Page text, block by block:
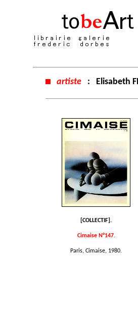
artiste : Elisabeth
[COLLECTIF].
Cimaise N°147.
Paris, Cimaise, 1980.